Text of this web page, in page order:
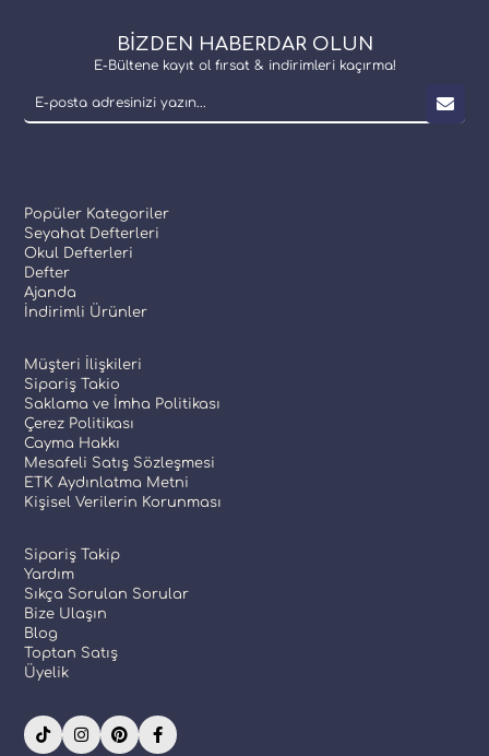
BİZDEN HABERDAR OLUN
E-Bültene kayıt ol fırsat & indirimleri kaçırma!
Popüler Kategoriler
Seyahat Defterleri
Okul Defterleri
Defter
Ajanda
İndirimli Ürünler
Müşteri İlişkileri
Sipariş Takio
Saklama ve İmha Politikası
Çerez Politikası
Cayma Hakkı
Mesafeli Satış Sözleşmesi
ETK Aydınlatma Metni
Kişisel Verilerin Korunması
Sipariş Takip
Yardım
Sıkça Sorulan Sorular
Bize Ulaşın
Blog
Toptan Satış
Üyelik